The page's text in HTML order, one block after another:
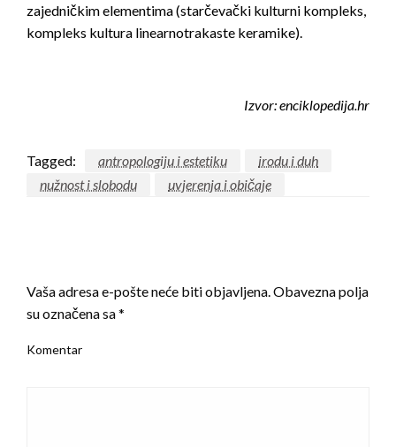
zajedničkim elementima (starčevački kulturni kompleks,
kompleks kultura linearnotrakaste keramike).
Izvor: enciklopedija.hr
Tagged: antropologiju i estetiku
irodu i duh
nužnost i slobodu
uvjerenja i običaje
Vaša adresa e-pošte neće biti objavljena.Obavezna polja
su označena sa*
Komentar